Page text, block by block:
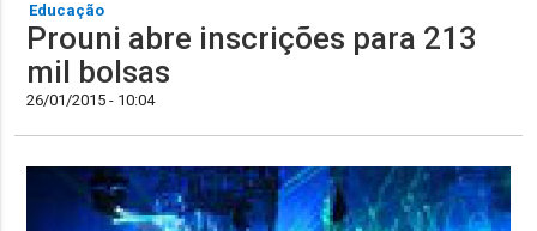
Educação
Prouni abre inscrições para 213
mil bolsas
26/01/2015 - 10:04